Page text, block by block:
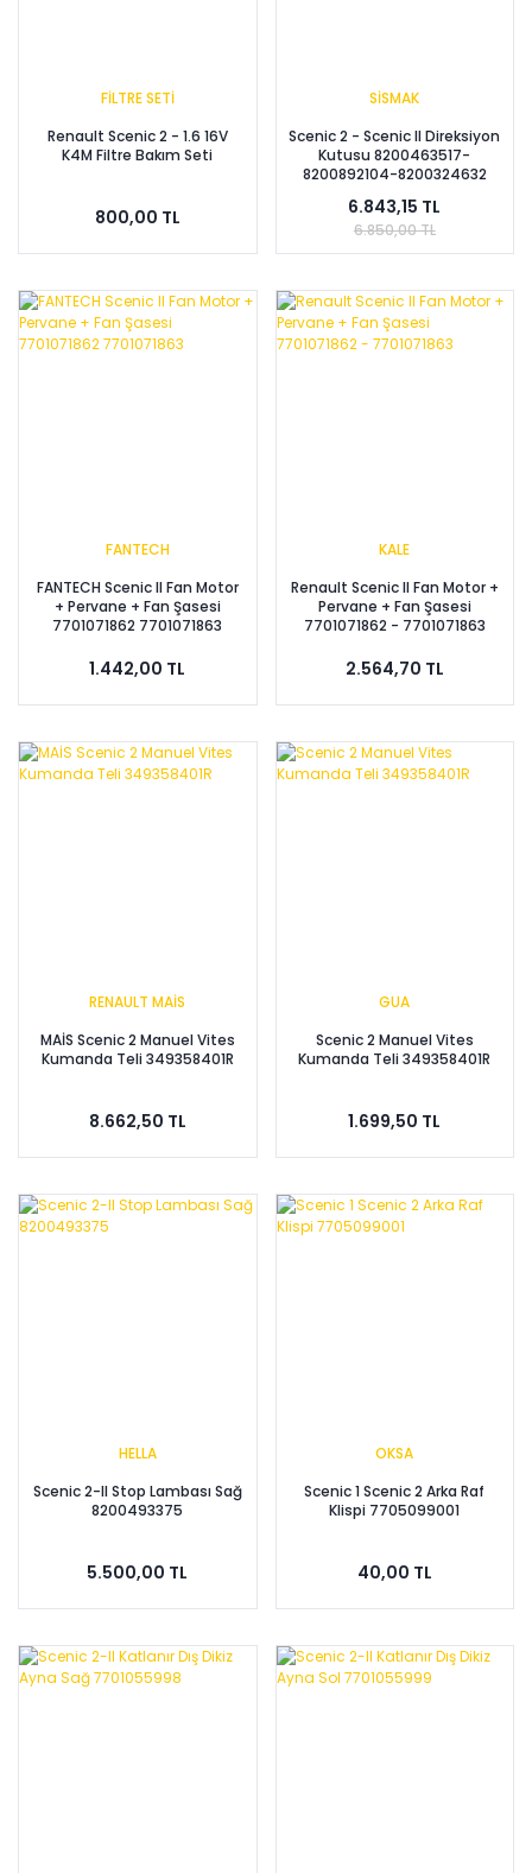
FİLTRE SETİ
Renault Scenic 2 - 1.6 16V
K4M Filtre Bakım Seti
800,00 TL
SİSMAK
Scenic 2 - Scenic II Direksiyon
Kutusu 8200463517-
8200892104-8200324632
6.843,15 TL
6.850,00 TL
FANTECH
FANTECH Scenic II Fan Motor
+ Pervane + Fan Şasesi
7701071862 7701071863
1.442,00 TL
KALE
Renault Scenic II Fan Motor +
Pervane + Fan Şasesi
7701071862 - 7701071863
2.564,70 TL
RENAULT MAİS
MAİS Scenic 2 Manuel Vites
Kumanda Teli 349358401R
8.662,50 TL
GUA
Scenic 2 Manuel Vites
Kumanda Teli 349358401R
1.699,50 TL
HELLA
Scenic 2-II Stop Lambası Sağ
8200493375
5.500,00 TL
OKSA
Scenic 1 Scenic 2 Arka Raf
Klispi 7705099001
40,00 TL